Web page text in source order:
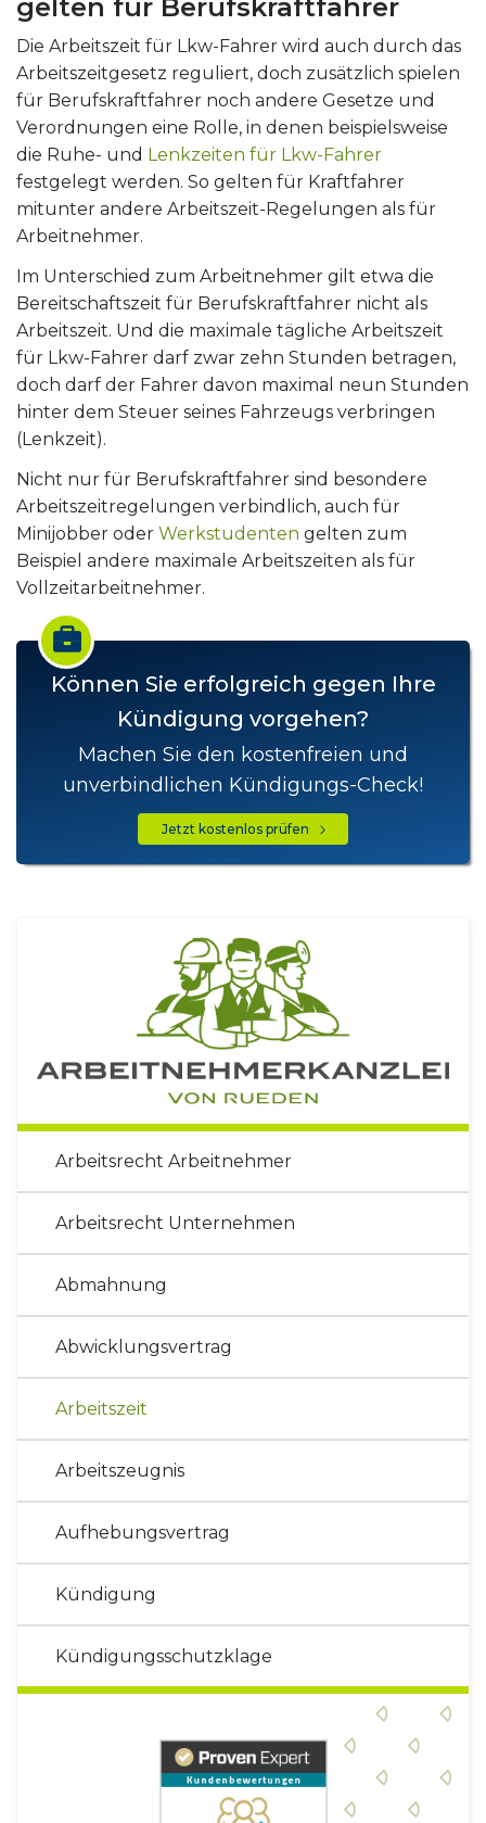
gelten für Berufskraftfahrer
Die Arbeitszeit für Lkw-Fahrer wird auch durch das
Arbeitszeitgesetz reguliert, doch zusätzlich spielen
für Berufskraftfahrer noch andere Gesetze und
Verordnungen eine Rolle, in denen beispielsweise
die Ruhe- und Lenkzeiten für Lkw-Fahrer
festgelegt werden. So gelten für Kraftfahrer
mitunter andere Arbeitszeit-Regelungen als für
Arbeitnehmer.
Im Unterschied zum Arbeitnehmer gilt etwa die
Bereitschaftszeit für Berufskraftfahrer nicht als
Arbeitszeit. Und die maximale tägliche Arbeitszeit
für Lkw-Fahrer darf zwar zehn Stunden betragen,
doch darf der Fahrer davon maximal neun Stunden
hinter dem Steuer seines Fahrzeugs verbringen
(Lenkzeit).
Nicht nur für Berufskraftfahrer sind besondere
Arbeitszeitregelungen verbindlich, auch für
Minijobber oder Werkstudenten gelten zum
Beispiel andere maximale Arbeitszeiten als für
Vollzeitarbeitnehmer.
Können Sie erfolgreich gegen Ihre
Kündigung vorgehen?
Machen Sie den kostenfreien und
unverbindlichen Kündigungs-Check!
Jetzt kostenlos prüfen
Arbeitsrecht Arbeitnehmer
Arbeitsrecht Unternehmen
Abmahnung
Abwicklungsvertrag
Arbeitszeit
Arbeitszeugnis
Aufhebungsvertrag
Kündigung
Kündigungsschutzklage